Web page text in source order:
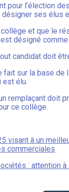
pour l’élection
ses élus
et que le
désigné
candidat doit
fait sur la base
est élu.
remplaçant
ce collège.
visant à un
commerciales
: attention